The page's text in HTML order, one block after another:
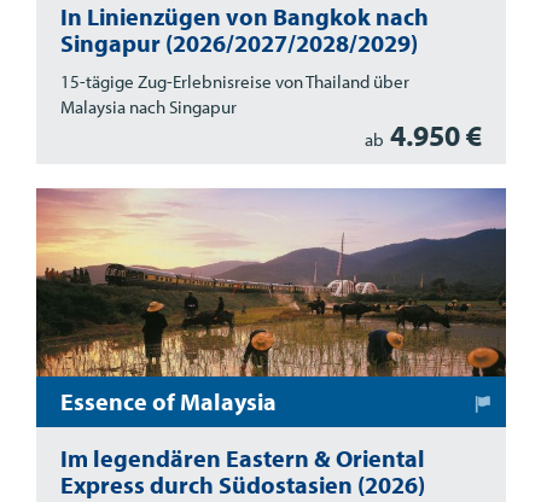
In Linienzügen von Bangkok nach
Singapur (2026/2027/2028/2029)
15-tägige Zug-Erlebnisreise von Thailand über
Malaysia nach Singapur
ab 4.950 €
Essence of Malaysia
Im legendären Eastern & Oriental
Express durch Südostasien (2026)